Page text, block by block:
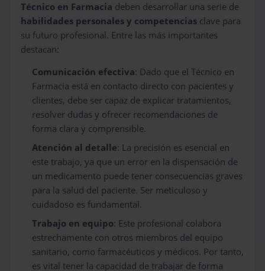
Técnico en Farmacia deben desarrollar una serie de
habilidades personales y competencias clave para
su futuro profesional. Entre las más importantes
destacan:
Comunicación efectiva: Dado que el Técnico en
Farmacia está en contacto directo con pacientes y
clientes, debe ser capaz de explicar tratamientos,
resolver dudas y ofrecer recomendaciones de
forma clara y comprensible.
Atención al detalle: La precisión es esencial en
este trabajo, ya que un error en la dispensación de
un medicamento puede tener consecuencias graves
para la salud del paciente. Ser meticuloso y
cuidadoso es fundamental.
Trabajo en equipo: Este profesional colabora
estrechamente con otros miembros del equipo
sanitario, como farmacéuticos y médicos. Por tanto,
es vital tener la capacidad de trabajar de forma